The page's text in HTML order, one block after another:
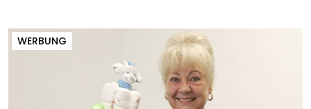
WERBUNG